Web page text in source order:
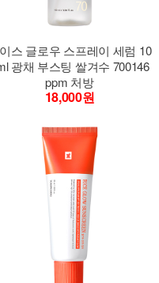
스 글로우 스프레이 세럼 10
광채 부스팅 쌀겨수 700146
ppm 처방
18,000원